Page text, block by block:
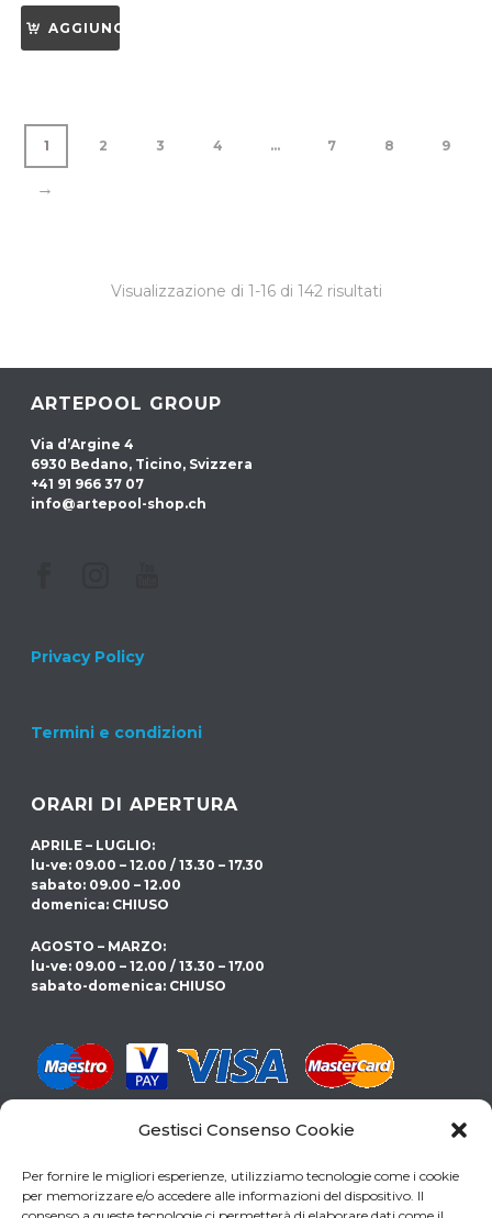
Gestisci Consenso Cookie
Per fornire le migliori esperienze, utilizziamo tecnologie come i cookie
per memorizzare e/o accedere alle informazioni del dispositivo. Il
AGGIUNGI
1 2 3 4 … 7 8 9
→
Visualizzazione di 1-16 di 142 risultati
ARTEPOOL GROUP
Via d’Argine 4
6930 Bedano, Ticino, Svizzera
+41 91 966 37 07
info@artepool-shop.ch
Privacy Policy
Termini e condizioni
ORARI DI APERTURA
APRILE – LUGLIO:
lu-ve: 09.00 – 12.00 / 13.30 – 17.30
sabato: 09.00 – 12.00
domenica: CHIUSO
AGOSTO – MARZO:
lu-ve: 09.00 – 12.00 / 13.30 – 17.00
sabato-domenica: CHIUSO
SCARICA LA NOSTRA GUIDA